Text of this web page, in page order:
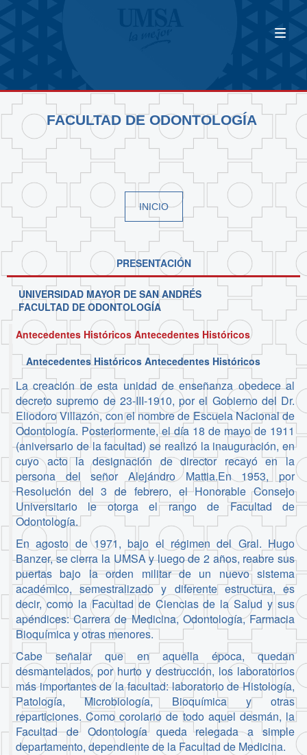
FACULTAD DE ODONTOLOGÍA
INICIO
PRESENTACIÓN
UNIVERSIDAD MAYOR DE SAN ANDRÉS
FACULTAD DE ODONTOLOGÍA
Antecedentes Históricos Antecedentes Históricos
Antecedentes Históricos Antecedentes Históricos
La creación de esta unidad de enseñanza obedece al
decreto supremo de 23-III-1910, por el Gobierno del Dr.
Eliodoro Villazón, con el nombre de Escuela Nacional de
Odontología. Posteriormente, el día 18 de mayo de 1911
(aniversario de la facultad) se realizó la inauguración, en
cuyo acto la designación de director recayó en la
persona del señor Alejándro Mattia.En 1953, por
Resolución del 3 de febrero, el Honorable Consejo
Universitario le otorga el rango de Facultad de
Odontología.
En agosto de 1971, bajo el régimen del Gral. Hugo
Banzer, se cierra la UMSA y luego de 2 años, reabre sus
puertas bajo la orden militar de un nuevo sistema
académico, semestralizado y diferente estructura, es
decir, como la Facultad de Ciencias de la Salud y sus
apéndices: Carrera de Medicina, Odontología, Farmacia
Bioquímica y otras menores.
Cabe señalar que en aquella época, quedan
desmantelados, por hurto y destrucción, los laboratorios
más importantes de la facultad: laboratorio de Histología,
Patología, Microbiología, Bioquímica y otras
reparticiones. Como corolario de todo aquel desmán, la
Facultad de Odontología queda relegada a simple
departamento, dependiente de la Facultad de Medicina.